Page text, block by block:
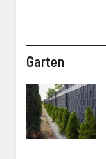
Garten